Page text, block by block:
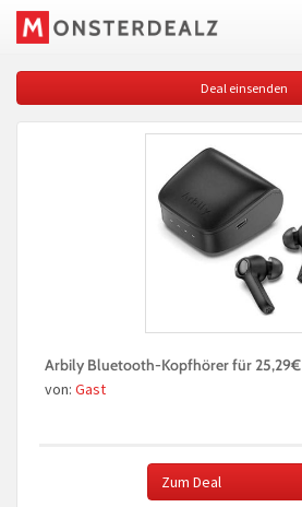
Deal einsenden
Arbily Bluetooth-Kopfhörer für 25,29€
von: Gast
Zum Deal